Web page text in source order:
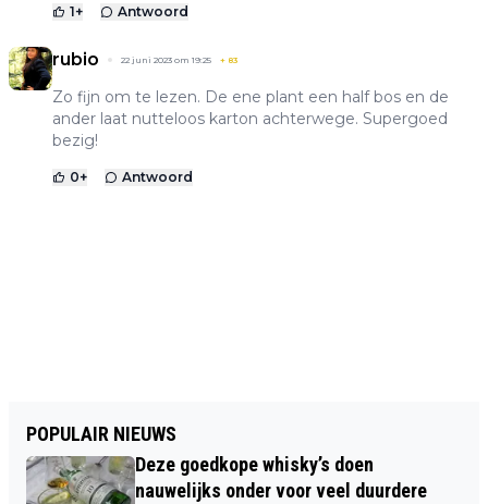
1+ Antwoord
rubio 22 juni 2023 om 19:25 + 83
Zo fijn om te lezen. De ene plant een half bos en de
ander laat nutteloos karton achterwege. Supergoed
bezig!
0+ Antwoord
POPULAIR NIEUWS
Deze goedkope whisky’s doen
nauwelijks onder voor veel duurdere